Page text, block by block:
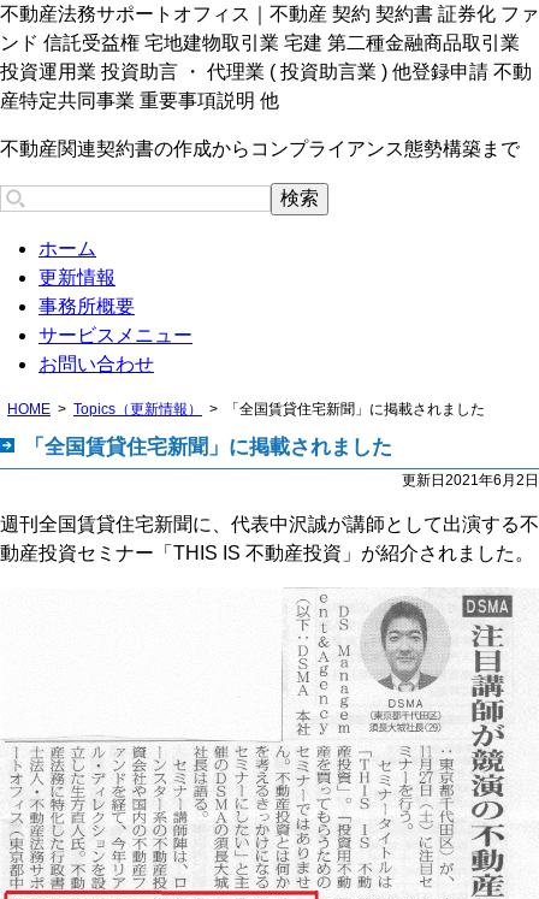
不動産法務サポートオフィス｜不動産 契約 契約書 証券化 ファ
ンド 信託受益権 宅地建物取引業 宅建 第二種金融商品取引業
投資運用業 投資助言 ・ 代理業 ( 投資助言業 ) 他登録申請 不動
産特定共同事業 重要事項説明 他
不動産関連契約書の作成からコンプライアンス態勢構築まで
ホーム
更新情報
事務所概要
サービスメニュー
お問い合わせ
HOME Topics（更新情報） 「全国賃貸住宅新聞」に掲載されました
「全国賃貸住宅新聞」に掲載されました
更新日2021年6月2日
週刊全国賃貸住宅新聞に、代表中沢誠が講師として出演する不
動産投資セミナー「THIS IS 不動産投資」が紹介されました。